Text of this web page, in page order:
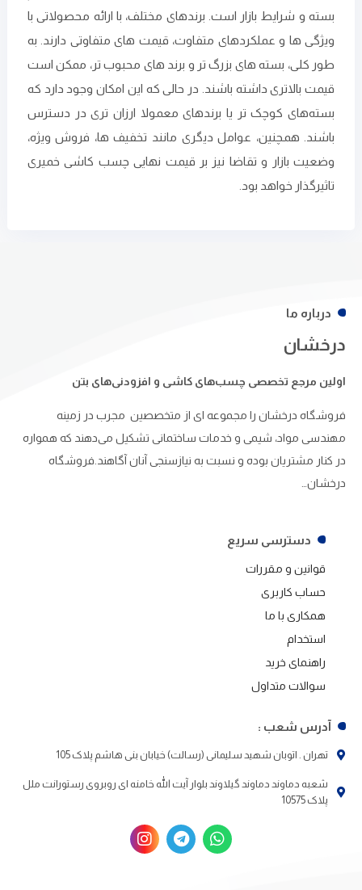
بسته و شرایط بازار است. برندهای مختلف، با ارائه محصولاتی با
ویژگی ‌ها و عملکردهای متفاوت، قیمت ‌های متفاوتی دارند. به
طور کلی، بسته ‌های بزرگ تر و برند های محبوب تر، ممکن است
قیمت بالاتری داشته باشند. در حالی که این امکان وجود دارد که
بسته‌های کوچک تر یا برندهای معمولا ارزان ‌تری در دسترس
باشند. همچنین، عوامل دیگری مانند تخفیف ‌ها، فروش ویژه،
وضعیت بازار و تقاضا نیز بر قیمت نهایی چسب کاشی خمیری
تاثیرگذار خواهد بود.
درباره ما
درخشان
اولین مرجع تخصصی چسب‌های کاشی و افزودنی‌های بتن
فروشگاه درخشان را مجموعه ای از متخصصین مجرب در زمینه
مهندسی مواد، شیمی و خدمات ساختمانی تشکیل می‌دهند که همواره
در کنار مشتریان بوده و نسبت به نیازسنجی آنان آگاهند.فروشگاه
درخشان…
دسترسی سریع
قوانین و مقررات
حساب کاربری
همکاری با ما
استخدام
راهنمای خرید
سوالات متداول
آدرس شعب :
تهران . اتوبان شهید سلیمانی (رسالت) خیابان بنی هاشم پلاک 105
شعبه دماوند دماوند گیلاوند بلوار آیت الله خامنه ای روبروی رستورانت ملل
پلاک 10575